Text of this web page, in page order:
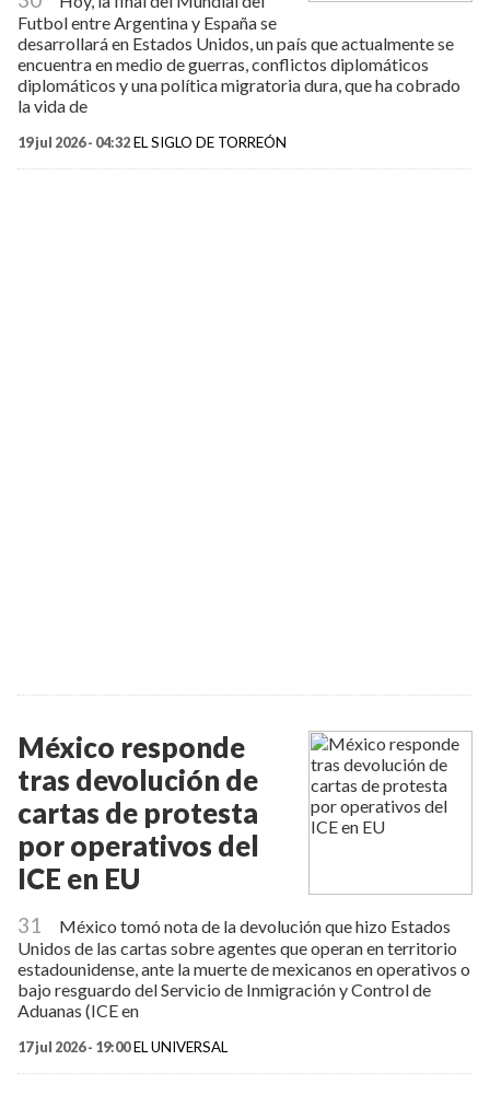
Futbol entre Argentina y España se
desarrollará en Estados Unidos, un país que actualmente se
encuentra en medio de guerras, conflictos diplomáticos
diplomáticos y una política migratoria dura, que ha cobrado
la vida de
19 jul 2026 - 04:32EL SIGLO DE TORREÓN
México responde
tras devolución de
cartas de protesta
por operativos del
ICE en EU
31
México tomó nota de la devolución que hizo Estados
Unidos de las cartas sobre agentes que operan en territorio
estadounidense, ante la muerte de mexicanos en operativos o
bajo resguardo del Servicio de Inmigración y Control de
Aduanas (ICE en
17 jul 2026 - 19:00EL UNIVERSAL